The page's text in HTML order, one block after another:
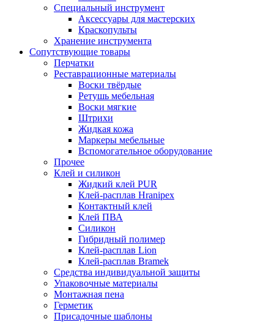
Специальный инструмент
Аксессуары для мастерских
Краскопульты
Хранение инструмента
Сопутствующие товары
Перчатки
Реставрационные материалы
Воски твёрдые
Ретушь мебельная
Воски мягкие
Штрихи
Жидкая кожа
Маркеры мебельные
Вспомогательное оборудование
Прочее
Клей и силикон
Жидкий клей PUR
Клей-расплав Hranipex
Контактный клей
Клей ПВА
Силикон
Гибридный полимер
Клей-расплав Lion
Клей-расплав Bramek
Средства индивидуальной защиты
Упаковочные материалы
Монтажная пена
Герметик
Присадочные шаблоны